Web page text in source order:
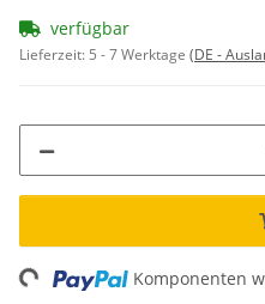
verfügbar
Lieferzeit: 5 - 7 Werktage (DE -
Komponenten